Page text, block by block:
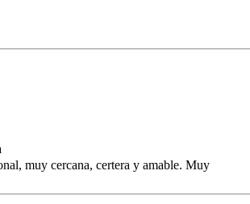
muy cercana, certera y amable. Muy